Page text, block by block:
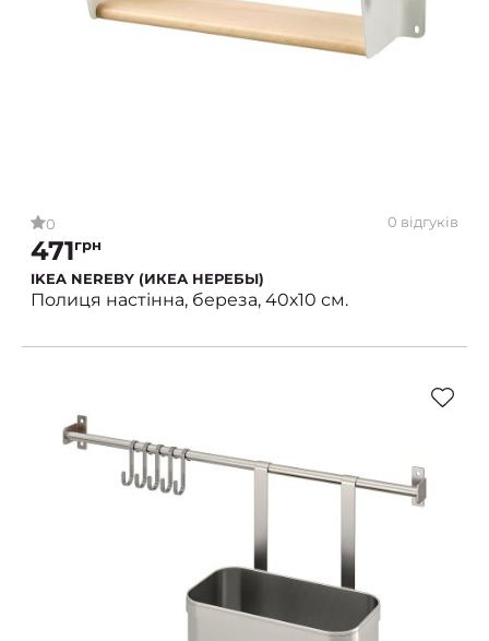
0 0 відгуків
471грн
IKEA NEREBY (ИКЕА НЕРЕБЫ)
Полиця настінна, береза, 40х10 см.